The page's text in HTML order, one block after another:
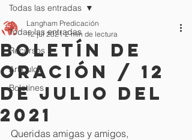
Todas las entradas
Recursos
Artículos
Boletines
Todas las entradas
Boletín de
oración / 12
de julio del
2021
Langham Predicación
12 jul 2021 2 min de lectura
Queridas amigas y amigos,